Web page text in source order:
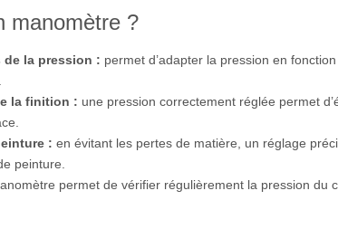
manomètre ?
de la pression : permet d’adapter la pression en
la finition : une pression correctement réglée permet
: en évitant les pertes de matière, un réglage
peinture.
permet de vérifier régulièrement la pression du